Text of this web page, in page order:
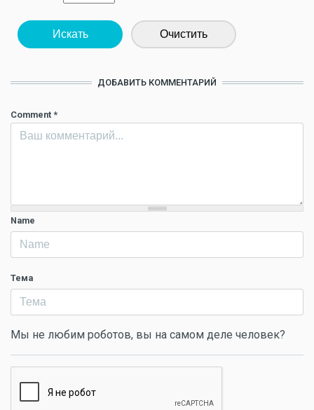
Искать Очистить
ДОБАВИТЬ КОММЕНТАРИЙ
Comment *
Name
Тема
Мы не любим роботов, вы на самом деле человек?